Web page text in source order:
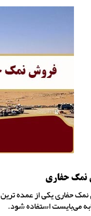
نمک حفاری
می‌بایست استفاده شود.